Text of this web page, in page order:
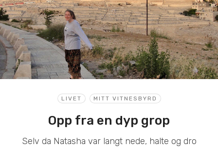
LIVET MITT VITNESBYRD
Opp fra en dyp grop
Selv da Natasha var langt nede, halte og dro